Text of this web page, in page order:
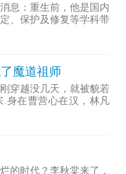
息：重生前，他是国内
、保护及修复等学科带
魔道祖师
穿越没几天，就被貌若
身在曹营心在汉，林凡
人误解，好在他不断通
后，正道六大派打上
的时代？李秋棠来了，